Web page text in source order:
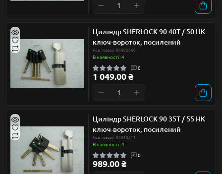
Циліндр SHERLOCK 90 40Т / 50 НК
ключ-вороток, посилений
Код товару: 00002660
В наявності: 4
0
1 049.00 ₴
Циліндр SHERLOCK 90 35Т / 55 НК
ключ-вороток, посилений
Код товару: 00010511
В наявності: 4
0
989.00 ₴